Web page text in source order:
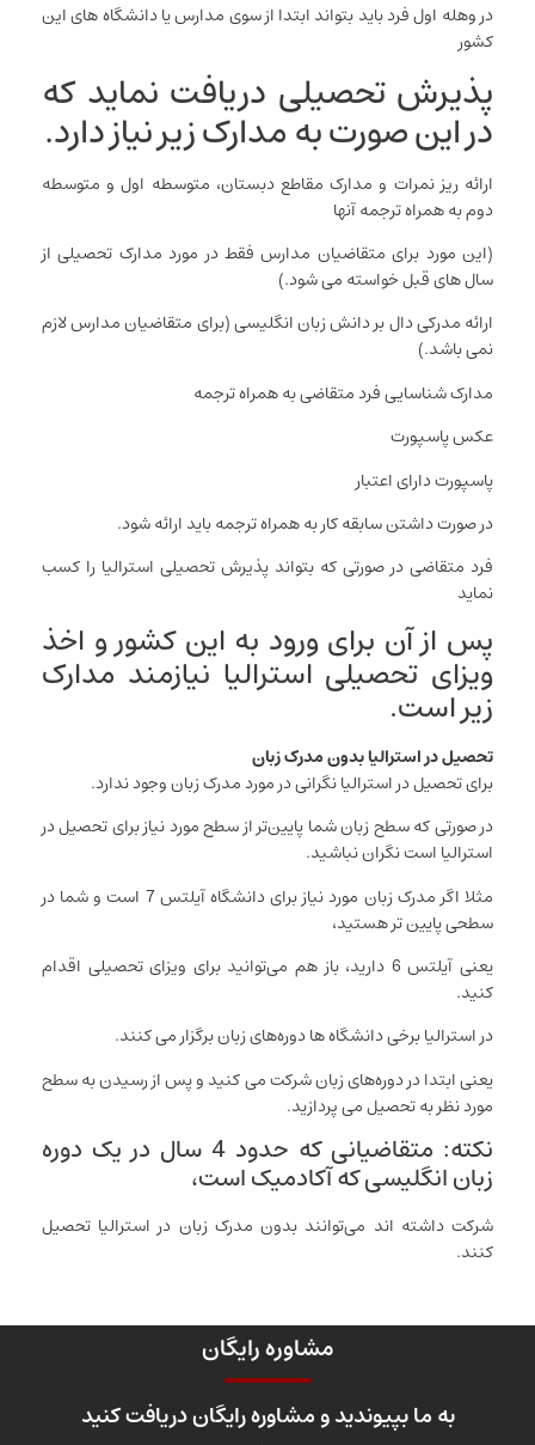
در وهله اول فرد باید بتواند ابتدا از سوی مدارس یا دانشگاه‌ های این
کشور
پذیرش تحصیلی دریافت نماید که
در این صورت به مدارک زیر نیاز دارد.
ارائه ریز نمرات و مدارک مقاطع دبستان، متوسطه اول و متوسطه
دوم به همراه ترجمه آنها
(این مورد برای متقاضیان مدارس فقط در مورد مدارک تحصیلی از
سال های قبل خواسته می شود.)
ارائه مدرکی دال بر دانش زبان انگلیسی (برای متقاضیان مدارس لازم
نمی باشد.)
مدارک شناسایی فرد متقاضی به همراه ترجمه
عکس پاسپورت
پاسپورت دارای اعتبار
در صورت داشتن سابقه کار به همراه ترجمه باید ارائه شود.
فرد متقاضی در صورتی که بتواند پذیرش تحصیلی استرالیا را کسب
نماید
پس از آن برای ورود به این کشور و اخذ
ویزای تحصیلی استرالیا نیازمند مدارک
زیر است.
تحصیل در استرالیا بدون مدرک زبان
برای تحصیل در استرالیا نگرانی در مورد مدرک زبان وجود ندارد.
در صورتی که سطح زبان شما پایین‌تر از سطح مورد نیاز برای تحصیل در
استرالیا است نگران نباشید.
مثلا اگر مدرک زبان مورد نیاز برای دانشگاه آیلتس 7 است و شما در
سطحی پایین تر هستید،
یعنی آیلتس 6 دارید، باز هم می‌توانید برای ویزای تحصیلی اقدام
کنید.
در استرالیا برخی دانشگاه ها دوره‌های زبان برگزار می کنند.
یعنی ابتدا در دوره‌های زبان شرکت می کنید و پس از رسیدن به سطح
مورد نظر به تحصیل می پردازید.
نکته: متقاضیانی که حدود 4 سال در یک دوره
زبان انگلیسی که آکادمیک است،
شرکت داشته اند می‌توانند بدون مدرک زبان در استرالیا تحصیل
کنند.
مشاوره رایگان
به ما بپیوندید و مشاوره رایگان دریافت کنید